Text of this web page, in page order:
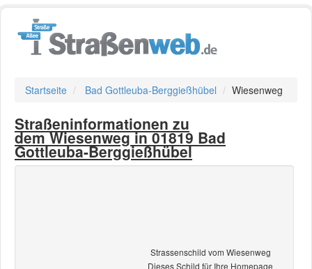
Startseite Bad Gottleuba-Berggießhübel Wiesenweg
Straßeninformationen zu
dem Wiesenweg in 01819 Bad
Gottleuba-Berggießhübel
Strassenschild vom Wiesenweg
Dieses Schild für Ihre Homepage